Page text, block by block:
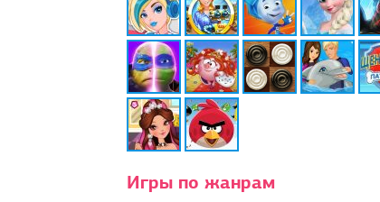
Игры по жанрам